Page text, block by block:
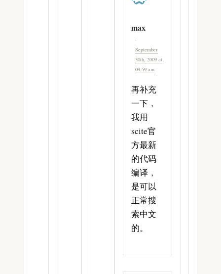
max
September
30th, 2009 at
09:59 am
再补充
一下，
我用
scite官
方最新
的代码
编译，
是可以
正常搜
索中文
的。